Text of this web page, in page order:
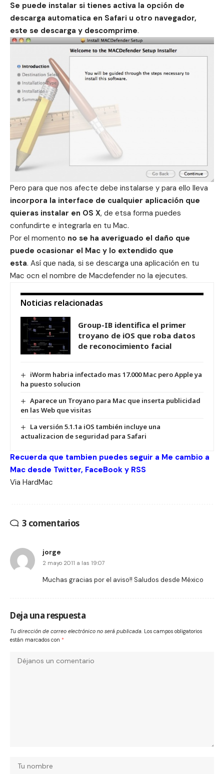
Se puede instalar si tienes activa la opción de
descarga automatica en Safari u otro navegador,
este se descarga y descomprime.
Pero para que nos afecte debe instalarse y para ello lleva
incorpora la interface de cualquier aplicación que
quieras instalar en OS X, de etsa forma puedes
confundirte e integrarla en tu Mac.
Por el momento no se ha averiguado el daño que
puede ocasionar el Mac y lo extendido que
esta. Así que nada, si se descarga una aplicación en tu
Mac ocn el nombre de Macdefender no la ejecutes.
Noticias relacionadas
Group-IB identifica el primer
troyano de iOS que roba datos
de reconocimiento facial
iWorm habria infectado mas 17.000 Mac pero Apple ya
ha puesto solucion
Aparece un Troyano para Mac que inserta publicidad
en las Web que visitas
La versión 5.1.1a iOS también incluye una
actualizacion de seguridad para Safari
Recuerda que tambien puedes seguir a Me cambio a
Mac desde Twitter, FaceBook y RSS
Via HardMac
3 comentarios
jorge
2 mayo 2011 a las 19:07
Muchas gracias por el aviso!! Saludos desde México
Deja una respuesta
Tu dirección de correo electrónico no será publicada. Los campos obligatorios
están marcados con *